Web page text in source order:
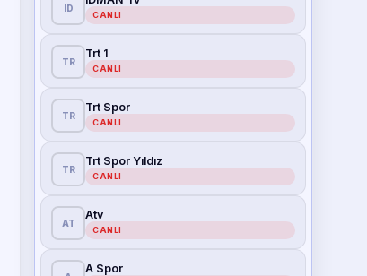
ID
CANLI
TR
Trt 1
CANLI
TR
Trt Spor
CANLI
TR
Trt Spor Yıldız
CANLI
AT
Atv
CANLI
A Spor